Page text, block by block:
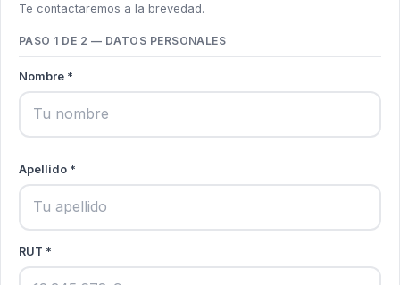
Te contactaremos a la brevedad.
PASO 1 DE 2 — DATOS PERSONALES
Nombre *
Apellido *
RUT *